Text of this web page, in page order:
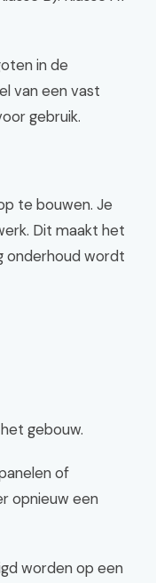
in de
van een vast
gebruik.
te bouwen. Je
Dit maakt het
onderhoud wordt
gebouw.
of
opnieuw een
worden op een